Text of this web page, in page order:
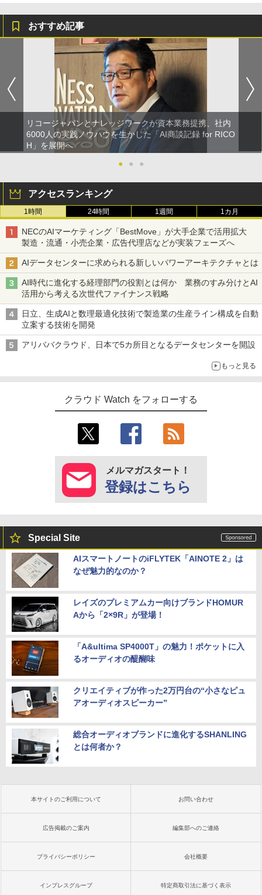
おすすめ記事
リコージャパンとナレッジワークが資本業務提携、社内
6000人の実践ノウハウを生かした「AI商談記録 for RICO
H」を展開へ
●
● ●
アクセスランキング
1時間 24時間 1週間 1カ月
NECのAIマーケティング「BestMove」が大手企業で活用拡大
製造・流通・小売企業・広告代理店などが実装フェーズへ
AIデータセンターに求められる新しいパワーアーキテクチャとは
AI時代に進化する経理部門の役割とは何か 業務のすみ分けとAI
活用から考える次世代ファイナンス戦略
日立、生成AIと数理最適化技術で製造業の生産ライン構成を自動
立案する技術を開発
アリババクラウド、日本で5カ所目となるデータセンターを開設
もっと見る
クラウド Watch をフォローする
メルマガスタート！
登録はこちら
Special Site
AIスマートノートのiFLYTEK「AINOTE 2」は
なぜ魅力的なのか？
レイズのプレミアムカー向けブランドHOMUR
Aから「2×9R」が登場！
「A&ultima SP4000T」の魅力！ポケットに入
るオーディオの醍醐味
クリエイティブが作った2万円台の“小さなピュ
アオーディオスピーカー”
総合オーディオブランドに進化するSHANLING
とは何者か？
本サイトのご利用について お問い合わせ
広告掲載のご案内 編集部へのご連絡
プライバシーポリシー 会社概要
インプレスグループ 特定商取引法に基づく表示